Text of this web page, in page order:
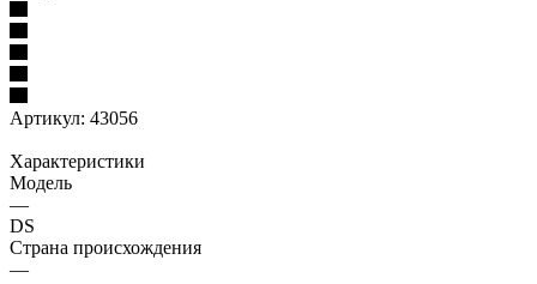
Артикул: 43056
Характеристики
Модель
—
DS
Страна происхождения
—